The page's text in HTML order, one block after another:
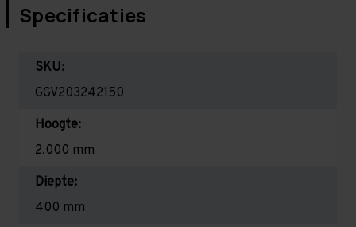
Specificaties
SKU:
GGV203242150
Hoogte:
2.000 mm
Diepte:
400 mm